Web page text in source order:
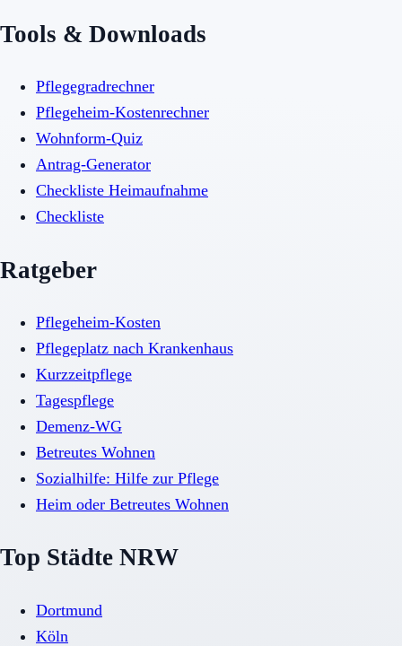
Tools & Downloads
Pflegegradrechner
Pflegeheim-Kostenrechner
Wohnform-Quiz
Antrag-Generator
Checkliste Heimaufnahme
Checkliste
Ratgeber
Pflegeheim-Kosten
Pflegeplatz nach Krankenhaus
Kurzzeitpflege
Tagespflege
Demenz-WG
Betreutes Wohnen
Sozialhilfe: Hilfe zur Pflege
Heim oder Betreutes Wohnen
Top Städte NRW
Dortmund
Köln